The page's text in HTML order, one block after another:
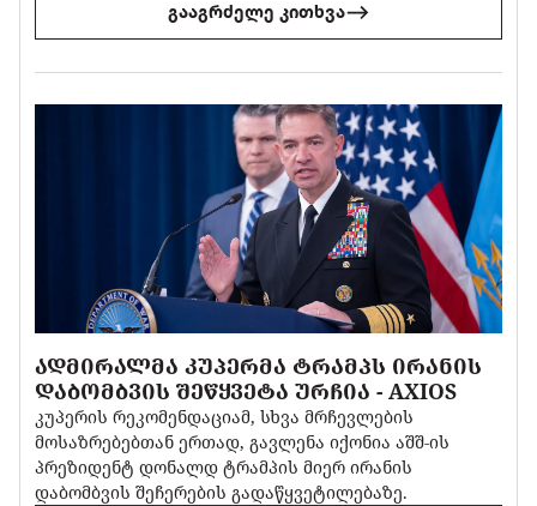
გააგრძელე კითხვა
ᲐᲓᲛᲘᲠᲐᲚᲛᲐ ᲙᲣᲞᲔᲠᲛᲐ ᲢᲠᲐᲛᲞᲡ ᲘᲠᲐᲜᲘᲡ
ᲓᲐᲑᲝᲛᲑᲕᲘᲡ ᲨᲔᲬᲧᲕᲔᲢᲐ ᲣᲠᲩᲘᲐ - AXIOS
კუპერის რეკომენდაციამ, სხვა მრჩევლების
მოსაზრებებთან ერთად, გავლენა იქონია აშშ-ის
პრეზიდენტ დონალდ ტრამპის მიერ ირანის
დაბომბვის შეჩერების გადაწყვეტილებაზე.